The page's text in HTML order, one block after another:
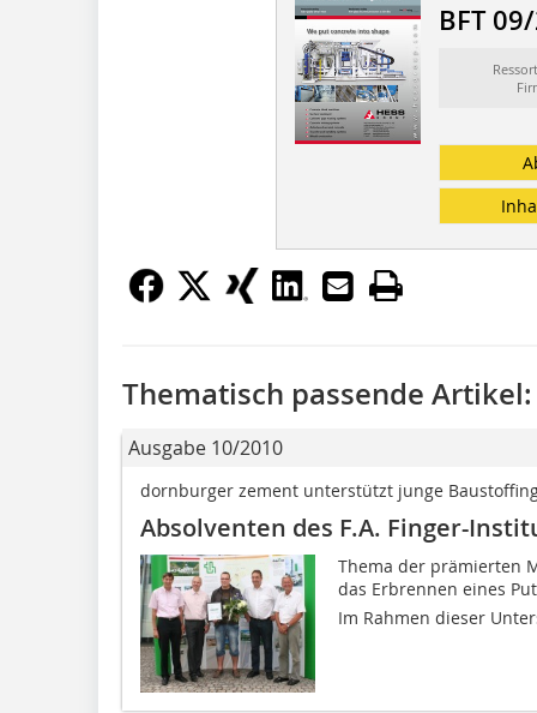
BFT
Thematisch passende Artikel:
Ausgabe 10/2010
dornburger zement unterstützt junge
Absolventen des F.A. Finger-
Thema der prämierten
das Erbrennen eines
Im Rahmen dieser